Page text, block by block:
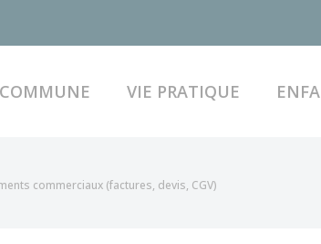
VIE PRATIQUE
commerciaux (factures, devis, CGV)